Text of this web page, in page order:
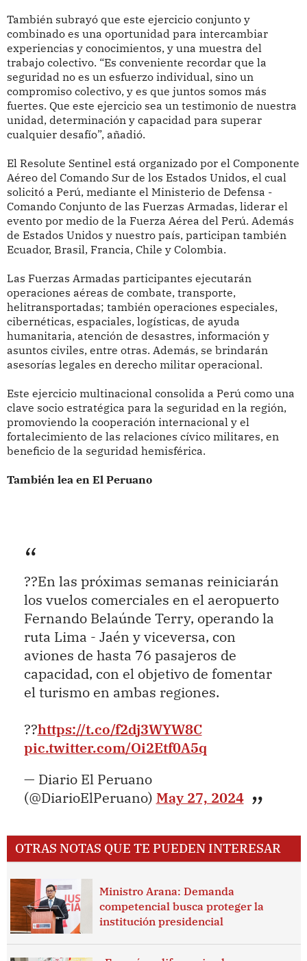
También subrayó que este ejercicio conjunto y
combinado es una oportunidad para intercambiar
experiencias y conocimientos, y una muestra del
trabajo colectivo. “Es conveniente recordar que la
seguridad no es un esfuerzo individual, sino un
compromiso colectivo, y es que juntos somos más
fuertes. Que este ejercicio sea un testimonio de nuestra
unidad, determinación y capacidad para superar
cualquier desafío”, añadió.
El Resolute Sentinel está organizado por el Componente
Aéreo del Comando Sur de los Estados Unidos, el cual
solicitó a Perú, mediante el Ministerio de Defensa -
Comando Conjunto de las Fuerzas Armadas, liderar el
evento por medio de la Fuerza Aérea del Perú. Además
de Estados Unidos y nuestro país, participan también
Ecuador, Brasil, Francia, Chile y Colombia.
Las Fuerzas Armadas participantes ejecutarán
operaciones aéreas de combate, transporte,
helitransportadas; también operaciones especiales,
cibernéticas, espaciales, logísticas, de ayuda
humanitaria, atención de desastres, información y
asuntos civiles, entre otras. Además, se brindarán
asesorías legales en derecho militar operacional.
Este ejercicio multinacional consolida a Perú como una
clave socio estratégica para la seguridad en la región,
promoviendo la cooperación internacional y el
fortalecimiento de las relaciones cívico militares, en
beneficio de la seguridad hemisférica.
También lea en El Peruano
??En las próximas semanas reiniciarán
los vuelos comerciales en el aeropuerto
Fernando Belaúnde Terry, operando la
ruta Lima - Jaén y viceversa, con
aviones de hasta 76 pasajeros de
capacidad, con el objetivo de fomentar
el turismo en ambas regiones.
??https://t.co/f2dj3WYW8C
pic.twitter.com/Oi2Etf0A5q
— Diario El Peruano
(@DiarioElPeruano) May 27, 2024
OTRAS NOTAS QUE TE PUEDEN INTERESAR
Ministro Arana: Demanda
competencial busca proteger la
institución presidencial